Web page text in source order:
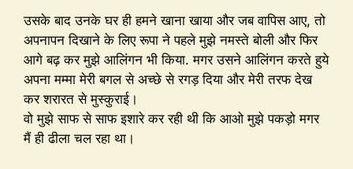
उसके बाद उनके घर ही हमने खाना खाया और जब वापिस आए, तो
अपनापन दिखाने के लिए रूपा ने पहले मुझे नमस्ते बोली और फिर
आगे बढ़ कर मुझे आलिंगन भी किया. मगर उसने आलिंगन करते हुये
अपना मम्मा मेरी बगल से अच्छे से रगड़ दिया और मेरी तरफ देख
कर शरारत से मुस्कुराई।
वो मुझे साफ से साफ इशारे कर रही थी कि आओ मुझे पकड़ो मगर
मैं ही ढीला चल रहा था।